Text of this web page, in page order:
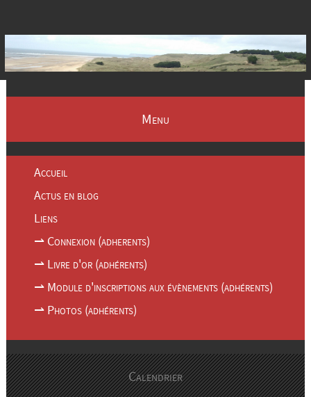
Menu
Accueil
Actus en blog
Liens
⇀ Connexion (adherents)
⇀ Livre d'or (adhérents)
⇀ Module d'inscriptions aux évènements (adhérents)
⇀ Photos (adhérents)
Calendrier